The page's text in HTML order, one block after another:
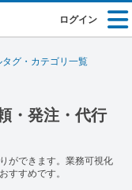
ログイン
タグ・カテゴリ一覧
・発注・代行
ができます。業務可視化
すすめです。